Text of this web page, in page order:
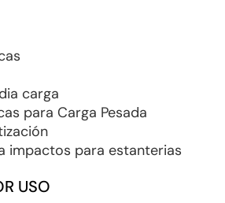
carga
para Carga Pesada
impactos para estanterias
USO